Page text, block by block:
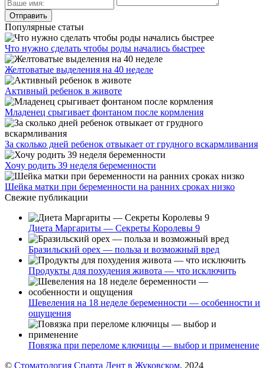
Популярные статьи
Что нужно сделать чтобы роды начались быстрее
Желтоватые выделения на 40 неделе
Активный ребенок в животе
Младенец срыгивает фонтаном после кормления
За сколько дней ребенок отвыкает от грудного вскармливания
Хочу родить 39 неделя беременности
Шейка матки при беременности на ранних сроках низко
Свежие публикации
Диета Маргариты — Секреты Королевы 9
Бразильский орех — польза и возможный вред
Продукты для похудения живота — что исключить
Шевеления на 18 неделе беременности — особенности и
ощущения
Повязка при переломе ключицы — выбор и применение
© Стоматология Спарта Дент в Жуковском, 2024